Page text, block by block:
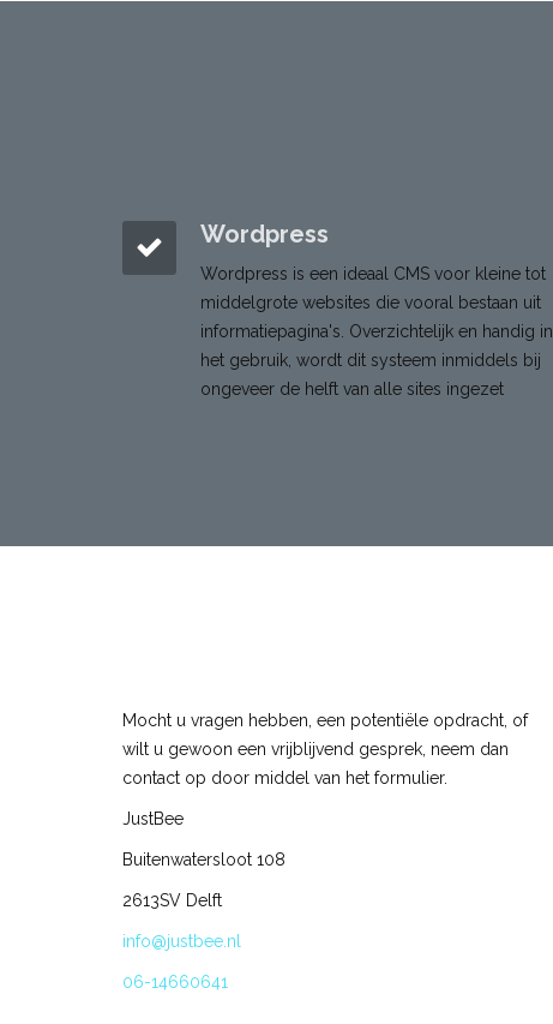
Wordpress
Wordpress is een ideaal CMS voor kleine tot
middelgrote websites die vooral bestaan uit
informatiepagina's. Overzichtelijk en handig in
het gebruik, wordt dit systeem inmiddels bij
ongeveer de helft van alle sites ingezet
Mocht u vragen hebben, een potentiële opdracht, of
wilt u gewoon een vrijblijvend gesprek, neem dan
contact op door middel van het formulier.
JustBee
Buitenwatersloot 108
2613SV Delft
info@justbee.nl
06-14660641